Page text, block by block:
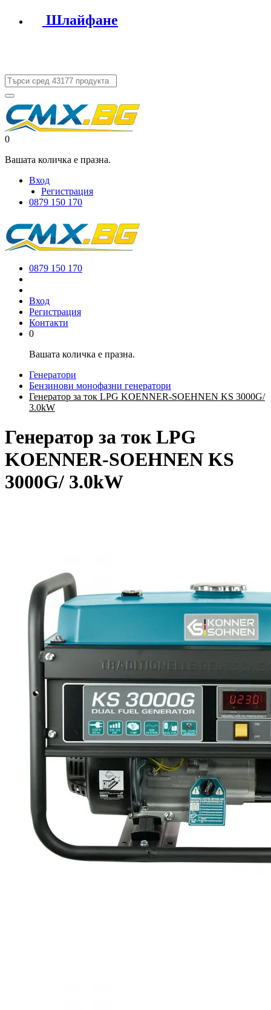
Шлайфане
0
Вашата количка е празна.
Вход
Регистрация
0879 150 170
0879 150 170
Вход
Регистрация
Контакти
0
Вашата количка е празна.
Генератори
Бензинови монофазни генератори
Генератор за ток LPG KOENNER-SOEHNEN KS 3000G/
3.0kW
Генератор за ток LPG
KOENNER-SOEHNEN KS
3000G/ 3.0kW